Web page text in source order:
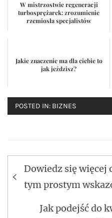
W mistrzostwie regeneracji
turbosprężarek: zrozumienie
rzemiosła specjalistów
Jakie znaczenie ma dla ciebie to
jak jeździsz?
POSTED IN: BIZNES
Nawigacja
wpisu
Dowiedz się więcej
tym prostym
Jak podejść do